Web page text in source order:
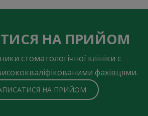
НА ПРИЙОМ
стоматологічної клініки є
фахівцями.
НА ПРИЙОМ